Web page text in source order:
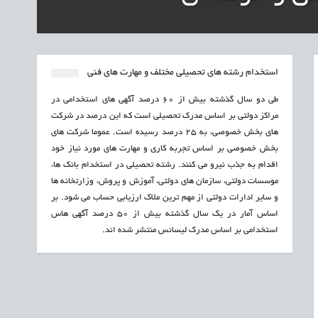
استخدام رشته های تحصیلی مختلف و مهارت های فنی
طی دو سال گذشته بیش از 60 درصد آگهی های استخدامی در
مراکز دولتی بر اساس مدرک تحصیلی است که این درصد در شرکت
های بخش خصوصی، به 25 درصد رسیده است. عموما شرکت های
بخش خصوصی بر اساس تجربه کاری و مهارت های مورد نیاز خود
اقدام به جذب نیرو می کنند. رشته تحصیلی در استخدام بانک ها،
موسسات دولتی، سازمان های دولتی، آموزش و پروش، وزارتخانه ها
و سایر ادارات دولتی از مهم ترین ملاک ارزیابی حساب می شود. بر
اساس آمار در یک سال گذشته بیش از 50 درصد آگهی هاس
استخدامی بر اساس مدرک لیسانس منتشر شده اند.